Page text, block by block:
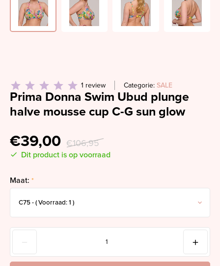
1 review Categorie: SALE
Prima Donna Swim Ubud plunge
halve mousse cup C-G sun glow
€39,00 €106,95
Dit product is op voorraad
Maat: *